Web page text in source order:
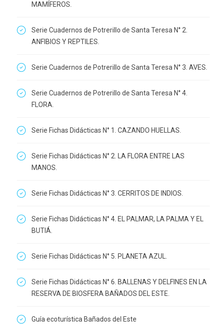
MAMÍFEROS.
Serie Cuadernos de Potrerillo de Santa Teresa N° 2.
ANFIBIOS Y REPTILES.
Serie Cuadernos de Potrerillo de Santa Teresa N° 3. AVES.
Serie Cuadernos de Potrerillo de Santa Teresa N° 4.
FLORA.
Serie Fichas Didácticas N° 1. CAZANDO HUELLAS.
Serie Fichas Didácticas N° 2. LA FLORA ENTRE LAS
MANOS.
Serie Fichas Didácticas N° 3. CERRITOS DE INDIOS.
Serie Fichas Didácticas N° 4. EL PALMAR, LA PALMA Y EL
BUTIÁ.
Serie Fichas Didácticas N° 5. PLANETA AZUL.
Serie Fichas Didácticas N° 6. BALLENAS Y DELFINES EN LA
RESERVA DE BIOSFERA BAÑADOS DEL ESTE.
Guía ecoturística Bañados del Este